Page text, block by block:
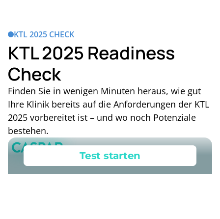
KTL 2025 CHECK
KTL 2025 Readiness
Check
Finden Sie in wenigen Minuten heraus, wie gut
Ihre Klinik bereits auf die Anforderungen der KTL
2025 vorbereitet ist – und wo noch Potenziale
bestehen.